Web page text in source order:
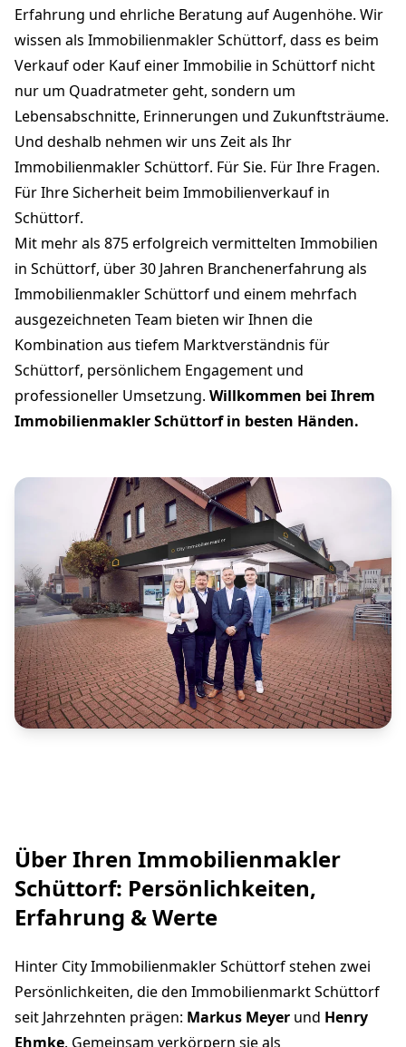
Erfahrung und ehrliche Beratung auf Augenhöhe. Wir
wissen als Immobilienmakler Schüttorf, dass es beim
Verkauf oder Kauf einer Immobilie in Schüttorf nicht
nur um Quadratmeter geht, sondern um
Lebensabschnitte, Erinnerungen und Zukunftsträume.
Und deshalb nehmen wir uns Zeit als Ihr
Immobilienmakler Schüttorf. Für Sie. Für Ihre Fragen.
Für Ihre Sicherheit beim Immobilienverkauf in
Schüttorf.
Mit mehr als 875 erfolgreich vermittelten Immobilien
in Schüttorf, über 30 Jahren Branchenerfahrung als
Immobilienmakler Schüttorf und einem mehrfach
ausgezeichneten Team bieten wir Ihnen die
Kombination aus tiefem Marktverständnis für
Schüttorf, persönlichem Engagement und
professioneller Umsetzung. Willkommen bei Ihrem
Immobilienmakler Schüttorf in besten Händen.
Über Ihren Immobilienmakler
Schüttorf: Persönlichkeiten,
Erfahrung & Werte
Hinter City Immobilienmakler Schüttorf stehen zwei
Persönlichkeiten, die den Immobilienmarkt Schüttorf
seit Jahrzehnten prägen: Markus Meyer und Henry
Ehmke. Gemeinsam verkörpern sie als